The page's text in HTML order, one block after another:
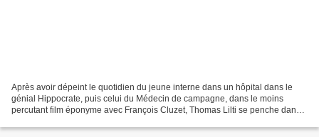
Après avoir dépeint le quotidien du jeune interne dans un hôpital dans le
génial Hippocrate, puis celui du Médecin de campagne, dans le moins
percutant film éponyme avec François Cluzet, Thomas Lilti se penche dans